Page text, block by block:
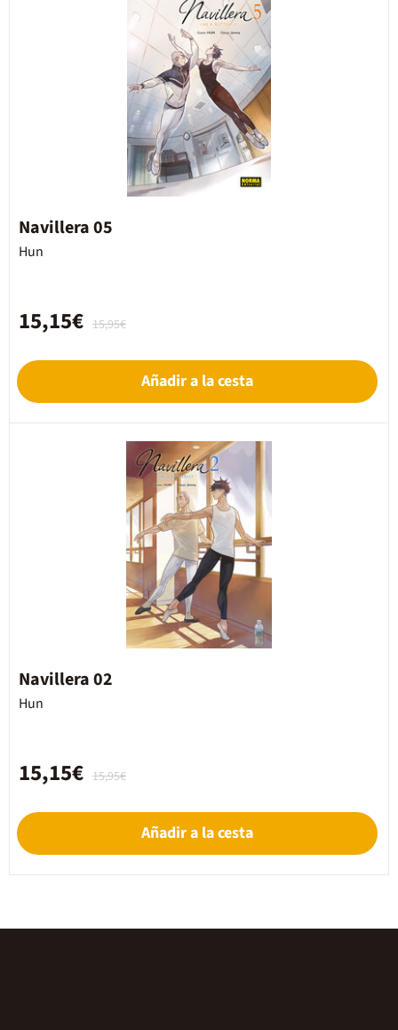
Navillera 05
Hun
15,95€
15,15€
Añadir a la cesta
Navillera 02
Hun
15,95€
15,15€
Añadir a la cesta